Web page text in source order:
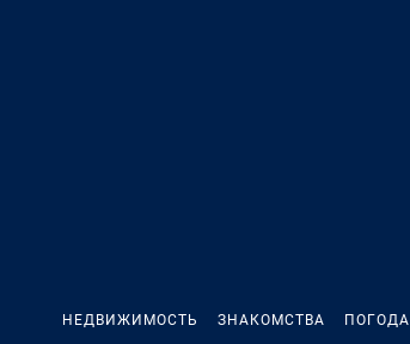
НЕДВИЖИМОСТЬ ЗНАКОМСТВА ПОГОДА